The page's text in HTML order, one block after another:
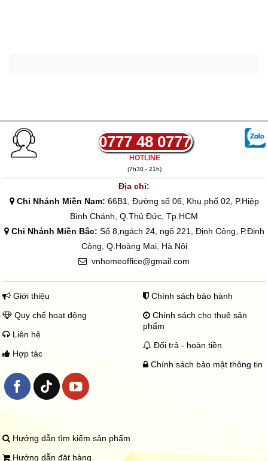
0777 48 0777
HOTLINE
(7h30 - 21h)
Địa chỉ:
Chi Nhánh Miền Nam: 66B1, Đường số 06, Khu phố 02, P.Hiệp
Bình Chánh, Q.Thủ Đức, Tp.HCM
Chi Nhánh Miền Bắc: Số 8,ngách 24, ngõ 221, Định Công, P.Định
Công, Q.Hoàng Mai, Hà Nội
vnhomeoffice@gmail.com
Giới thiệu
Quy chế hoạt động
Liên hệ
Hợp tác
Chính sách bảo hành
Chính sách cho thuê sản
phẩm
Đổi trả - hoàn tiền
Chính sách bảo mật thông tin
Hướng dẫn tìm kiếm sản phẩm
Hướng dẫn đặt hàng